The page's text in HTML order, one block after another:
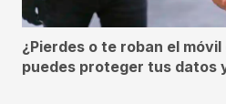
¿Pierdes o te roban el
puedes proteger tus datos